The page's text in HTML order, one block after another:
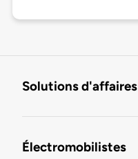
Solutions d'affaires
Électromobilistes